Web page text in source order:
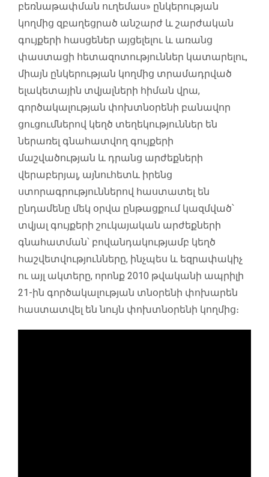
բեռնաթափման ուղեմաս» ընկերության
կողմից զբաղեցրած անշարժ և շարժական
գույքերի հասցեներ այցելելու և առանց
փաստացի հետազոտություններ կատարելու,
միայն ընկերության կողմից տրամադրված
ելակետային տվյալների հիման վրա,
գործակալության փոխտնօրենի բանավոր
ցուցումներով կեղծ տեղեկություններ են
ներառել գնահատվող գույքերի
մաշվածության և դրանց արժեքների
վերաբերյալ, այնուհետև իրենց
ստորագրություններով հաստատել են
ընդամենը մեկ օրվա ընթացքում կազմված՝
տվյալ գույքերի շուկայական արժեքների
գնահատման՝ բովանդակությամբ կեղծ
հաշվետվությունները, ինչպես և եզրափակիչ
ու այլ ակտերը, որոնք 2010 թվականի ապրիլի
21-ին գործակալության տնօրենի փոխարեն
հաստատվել են նույն փոխտնօրենի կողմից։